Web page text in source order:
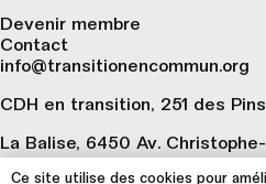
Devenir membre
Contact
info@transitionencommun.org
CDH en transition, 251 des
La Balise, 6450 Av.
Ce site utilise des cookies pour